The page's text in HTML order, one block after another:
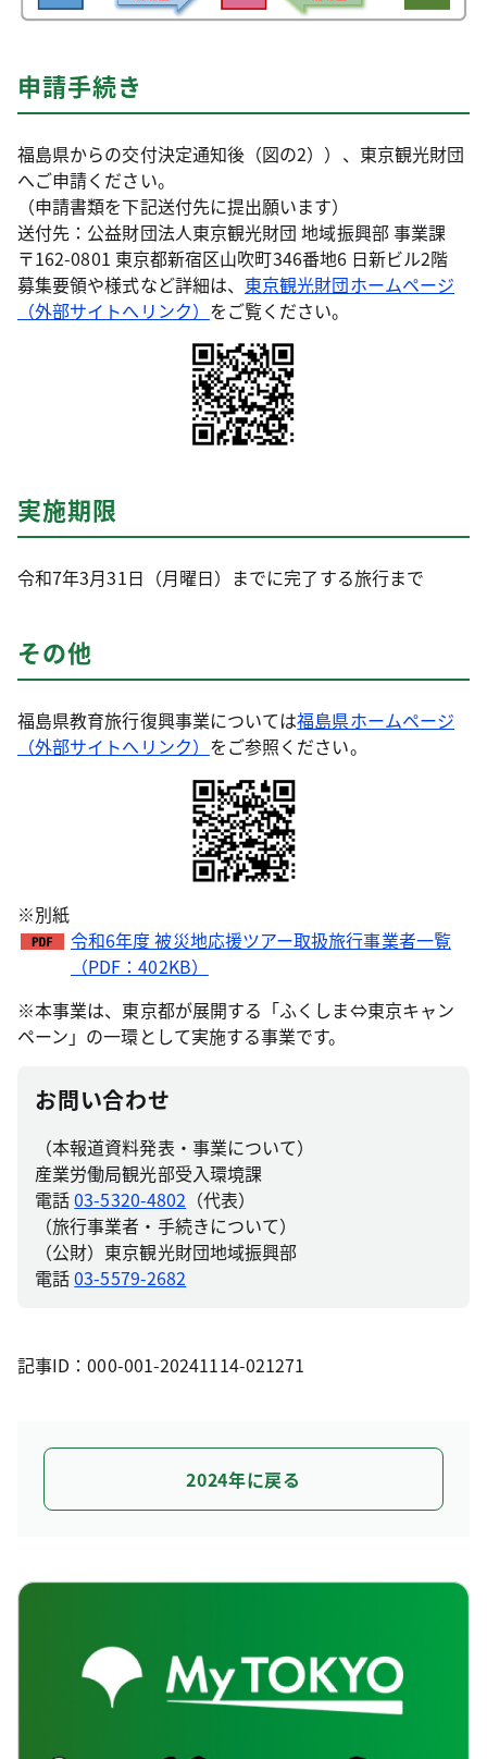
申請手続き
福島県からの交付決定通知後（図の2））、東京観光財団
へご申請ください。
（申請書類を下記送付先に提出願います）
送付先：公益財団法人東京観光財団 地域振興部 事業課
〒162-0801 東京都新宿区山吹町346番地6 日新ビル2階
募集要領や様式など詳細は、 東京観光財団ホームページ
（外部サイトへリンク） をご覧ください。
実施期限
令和7年3月31日（月曜日）までに完了する旅行まで
その他
福島県教育旅行復興事業については福島県ホームページ
（外部サイトへリンク） をご参照ください。
※別紙
令和6年度 被災地応援ツアー取扱旅行事業者一覧
（PDF：402KB）
※本事業は、東京都が展開する「ふくしま⇔東京キャン
ペーン」の一環として実施する事業です。
お問い合わせ
（本報道資料発表・事業について）
産業労働局観光部受入環境課
電話03-5320-4802 （代表）
（旅行事業者・手続きについて）
（公財）東京観光財団地域振興部
電話03-5579-2682
記事ID：000-001-20241114-021271
2024年に戻る